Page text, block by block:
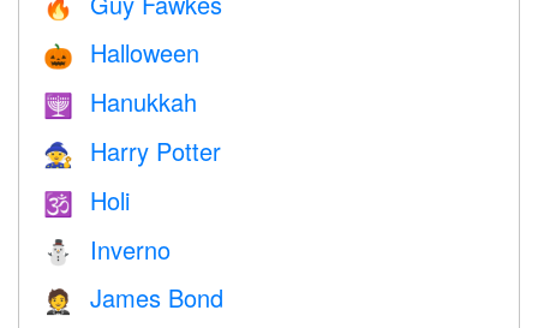
🔥
🎃 Halloween
🕎 Hanukkah
🧙 Harry Potter
🕉 Holi
⛄ Inverno
🤵 James Bond